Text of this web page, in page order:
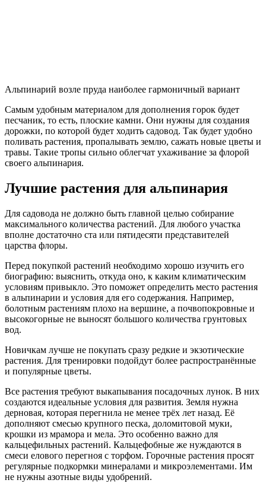
Альпинарий возле пруда наиболее гармоничный вариант
Самым удобным материалом для дополнения горок будет
песчаник, то есть, плоские камни. Они нужны для создания
дорожки, по которой будет ходить садовод. Так будет удобно
поливать растения, пропалывать землю, сажать новые цветы и
травы. Такие тропы сильно облегчат ухаживание за флорой
своего альпинария.
Лучшие растения для альпинария
Для садовода не должно быть главной целью собирание
максимального количества растений. Для любого участка
вполне достаточно ста или пятидесяти представителей
царства флоры.
Перед покупкой растений необходимо хорошо изучить его
биографию: выяснить, откуда оно, к каким климатическим
условиям привыкло. Это поможет определить место растения
в альпинарии и условия для его содержания. Например,
болотным растениям плохо на вершине, а почвопокровные и
высокогорные не выносят большого количества грунтовых
вод.
Новичкам лучше не покупать сразу редкие и экзотические
растения. Для тренировки подойдут более распространённые
и популярные цветы.
Все растения требуют выкапывания посадочных лунок. В них
создаются идеальные условия для развития. Земля нужна
дерновая, которая перегнила не менее трёх лет назад. Её
дополняют смесью крупного песка, доломитовой муки,
крошки из мрамора и мела. Это особенно важно для
кальцефильных растений. Кальцефобные же нуждаются в
смеси елового перегноя с торфом. Горочные растения просят
регулярные подкормки минералами и микроэлементами. Им
не нужны азотные виды удобрений.